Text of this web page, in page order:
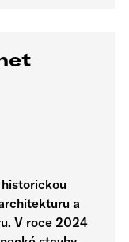
a
V roce 2024